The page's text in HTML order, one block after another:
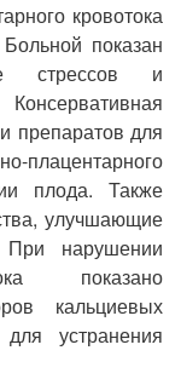
кровотока
показан
стрессов и
препаратов для
плода. Также
улучшающие
При нарушении
показано
кальциевых
устранения